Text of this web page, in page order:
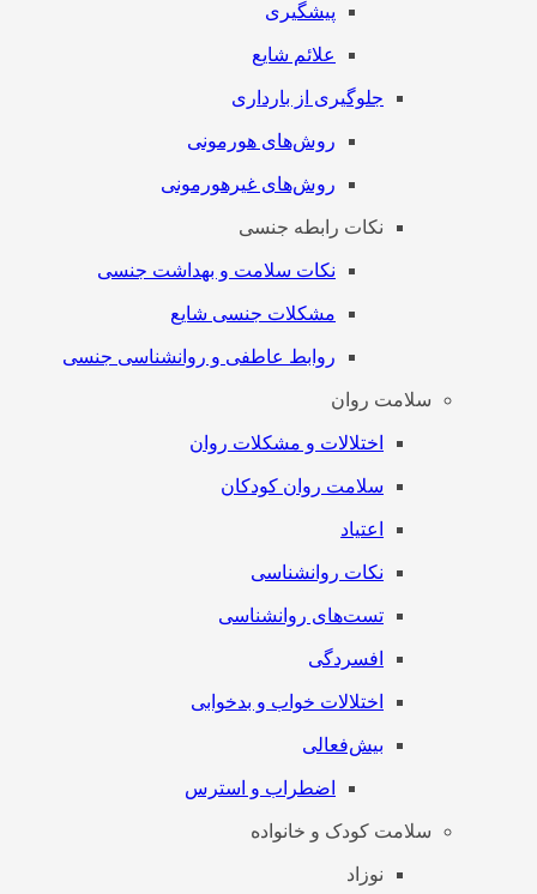
پیشگیری
علائم شایع
جلوگیری از بارداری
روش‌های هورمونی
روش‌های غیرهورمونی
نکات رابطه جنسی
نکات سلامت و بهداشت جنسی
مشکلات جنسی شایع
روابط عاطفی و روانشناسی جنسی
سلامت روان
اختلالات و مشکلات روان
سلامت روان کودکان
اعتیاد
نکات روانشناسی
تست‌های روانشناسی
افسردگی
اختلالات خواب و بدخوابی
بیش‌فعالی
اضطراب و استرس
سلامت کودک و خانواده
نوزاد